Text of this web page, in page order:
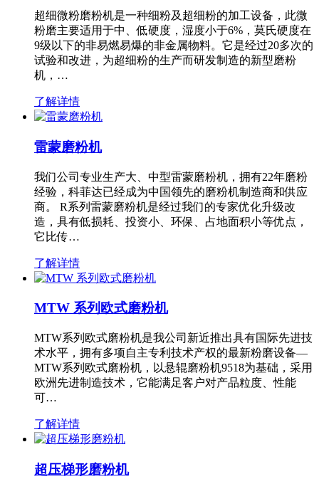
超细微粉磨粉机是一种细粉及超细粉的加工设备，此微
粉磨主要适用于中、低硬度，湿度小于6%，莫氏硬度在
9级以下的非易燃易爆的非金属物料。它是经过20多次的
试验和改进，为超细粉的生产而研发制造的新型磨粉
机，…
了解详情
雷蒙磨粉机
我们公司专业生产大、中型雷蒙磨粉机，拥有22年磨粉
经验，科菲达已经成为中国领先的磨粉机制造商和供应
商。 R系列雷蒙磨粉机是经过我们的专家优化升级改
造，具有低损耗、投资小、环保、占地面积小等优点，
它比传…
了解详情
MTW 系列欧式磨粉机
MTW系列欧式磨粉机是我公司新近推出具有国际先进技
术水平，拥有多项自主专利技术产权的最新粉磨设备—
MTW系列欧式磨粉机，以悬辊磨粉机9518为基础，采用
欧洲先进制造技术，它能满足客户对产品粒度、性能
可…
了解详情
超压梯形磨粉机